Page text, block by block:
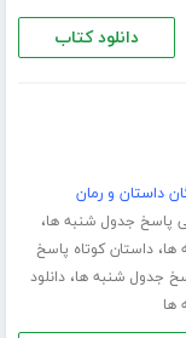
دانلود کتاب
داستان و رمان
پاسخ جدول شنبه‌ ها،
ها،داستان کوتاه پاسخ
جدول شنبه‌ ها،دانلود
ها